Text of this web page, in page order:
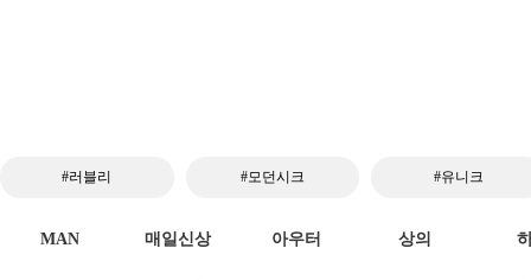
#러블리 #모던시크 #유니크
MAN 매일신상 아우터 상의